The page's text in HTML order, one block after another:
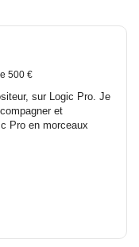
500 €
sur Logic Pro. Je
et
Pro en morceaux